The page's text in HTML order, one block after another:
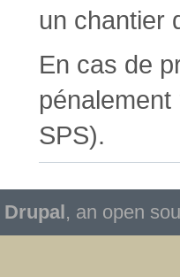
un chantier
En cas de
SPS).
Drupal, an open